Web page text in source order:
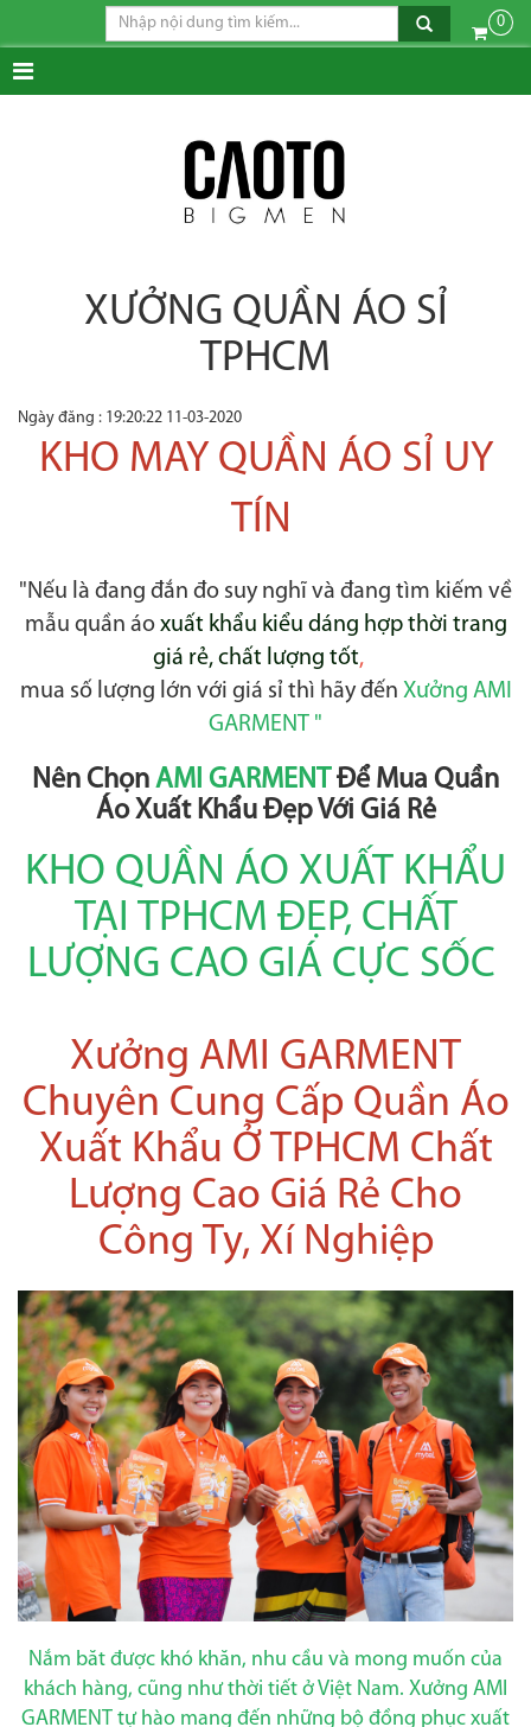
0
XƯỞNG QUẦN ÁO SỈ
TPHCM
Ngày đăng : 19:20:22 11-03-2020
KHO MAY QUẦN ÁO SỈ UY
TÍN
"Nếu là đang đắn đo suy nghĩ và đang tìm kiếm về
mẫu quần áo xuất khẩu kiểu dáng hợp thời trang
giá rẻ, chất lượng tốt,
mua số lượng lớn với giá sỉ thì hãy đến Xưởng AMI
GARMENT "
Nên Chọn AMI GARMENT Để Mua Quần
Áo Xuất Khẩu Đẹp Với Giá Rẻ
KHO QUẦN ÁO XUẤT KHẨU
TẠI TPHCM ĐẸP, CHẤT
LƯỢNG CAO GIÁ CỰC SỐC
Xưởng AMI GARMENT
Chuyên Cung Cấp Quần Áo
Xuất Khẩu Ở TPHCM Chất
Lượng Cao Giá Rẻ Cho
Công Ty, Xí Nghiệp
Nắm băt được khó khăn, nhu cầu và mong muốn của
khách hàng, cũng như thời tiết ở Việt Nam. Xưởng AMI
GARMENT tự hào mang đến những bộ đồng phục xuất